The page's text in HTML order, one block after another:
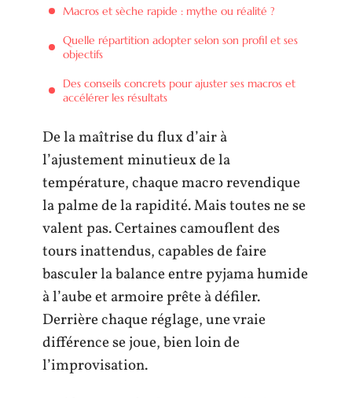
Macros et sèche rapide : mythe ou réalité ?
Quelle répartition adopter selon son profil et ses
objectifs
Des conseils concrets pour ajuster ses macros et
accélérer les résultats
De la maîtrise du flux d’air à
l’ajustement minutieux de la
température, chaque macro revendique
la palme de la rapidité. Mais toutes ne se
valent pas. Certaines camouflent des
tours inattendus, capables de faire
basculer la balance entre pyjama humide
à l’aube et armoire prête à défiler.
Derrière chaque réglage, une vraie
différence se joue, bien loin de
l’improvisation.